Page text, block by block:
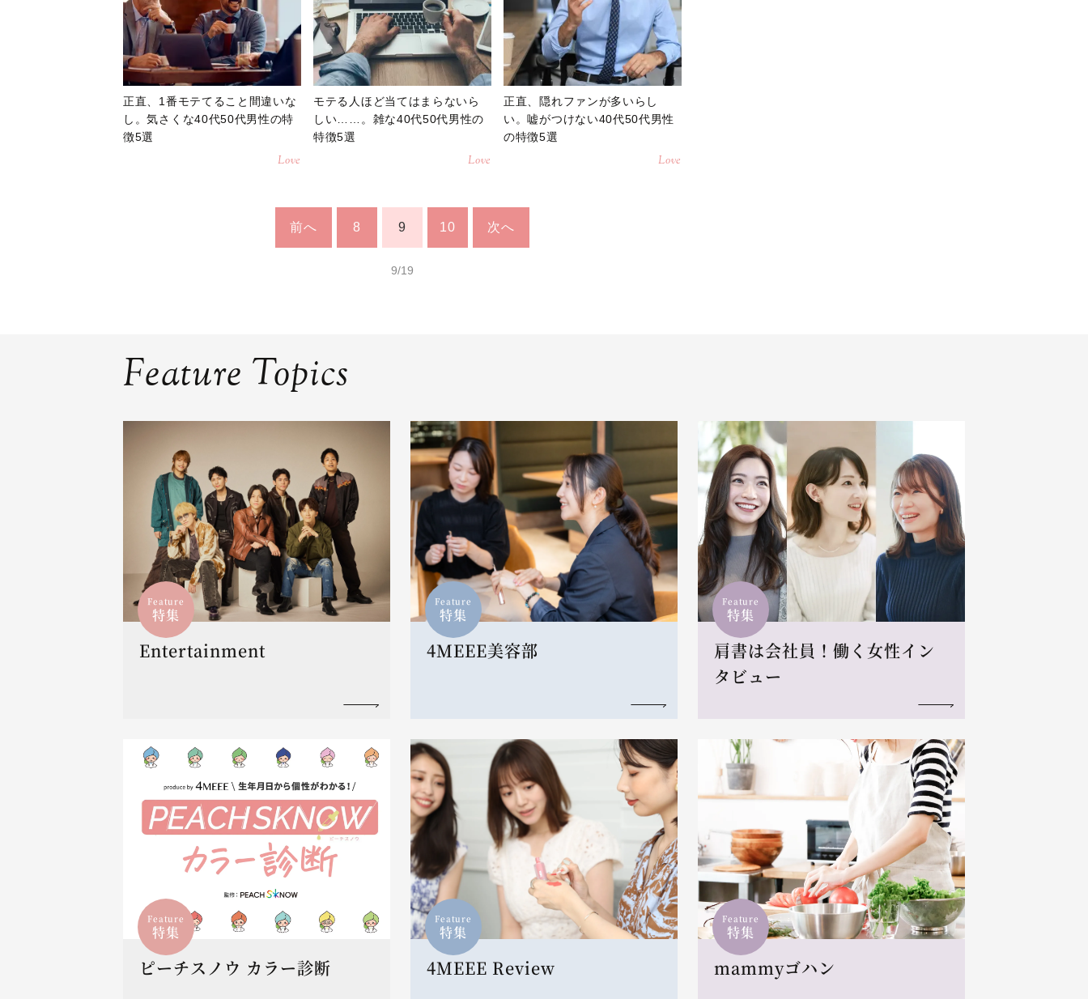
正直、1番モテてること間違いな
し。気さくな40代50代男性の特
徴5選
Love
モテる人ほど当てはまらないら
しい……。雑な40代50代男性の
特徴5選
Love
正直、隠れファンが多いらし
い。嘘がつけない40代50代男性
の特徴5選
Love
前へ 8 9 10 次へ
9/19
Feature Topics
Feature
特集
Entertainment
Feature
特集
4MEEE美容部
Feature
特集
肩書は会社員！働く女性イン
タビュー
Feature
特集
ピーチスノウ カラー診断
Feature
特集
4MEEE Review
Feature
特集
mammyゴハン